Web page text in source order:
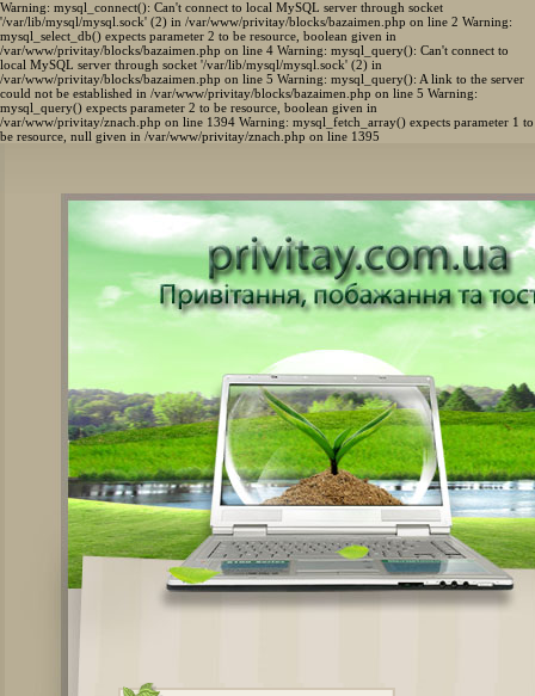
Warning: mysql_connect(): Can't connect to local MySQL server through socket
'/var/lib/mysql/mysql.sock' (2) in /var/www/privitay/blocks/bazaimen.php on line 2 Warning:
mysql_select_db() expects parameter 2 to be resource, boolean given in
/var/www/privitay/blocks/bazaimen.php on line 4 Warning: mysql_query(): Can't connect to
local MySQL server through socket '/var/lib/mysql/mysql.sock' (2) in
/var/www/privitay/blocks/bazaimen.php on line 5 Warning: mysql_query(): A link to the server
could not be established in /var/www/privitay/blocks/bazaimen.php on line 5 Warning:
mysql_query() expects parameter 2 to be resource, boolean given in
/var/www/privitay/znach.php on line 1394 Warning: mysql_fetch_array() expects parameter 1 to
be resource, null given in /var/www/privitay/znach.php on line 1395